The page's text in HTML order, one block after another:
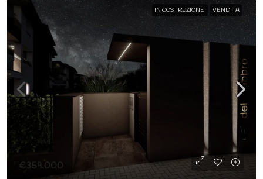
IN COSTRUZIONE VENDITA
€359.000